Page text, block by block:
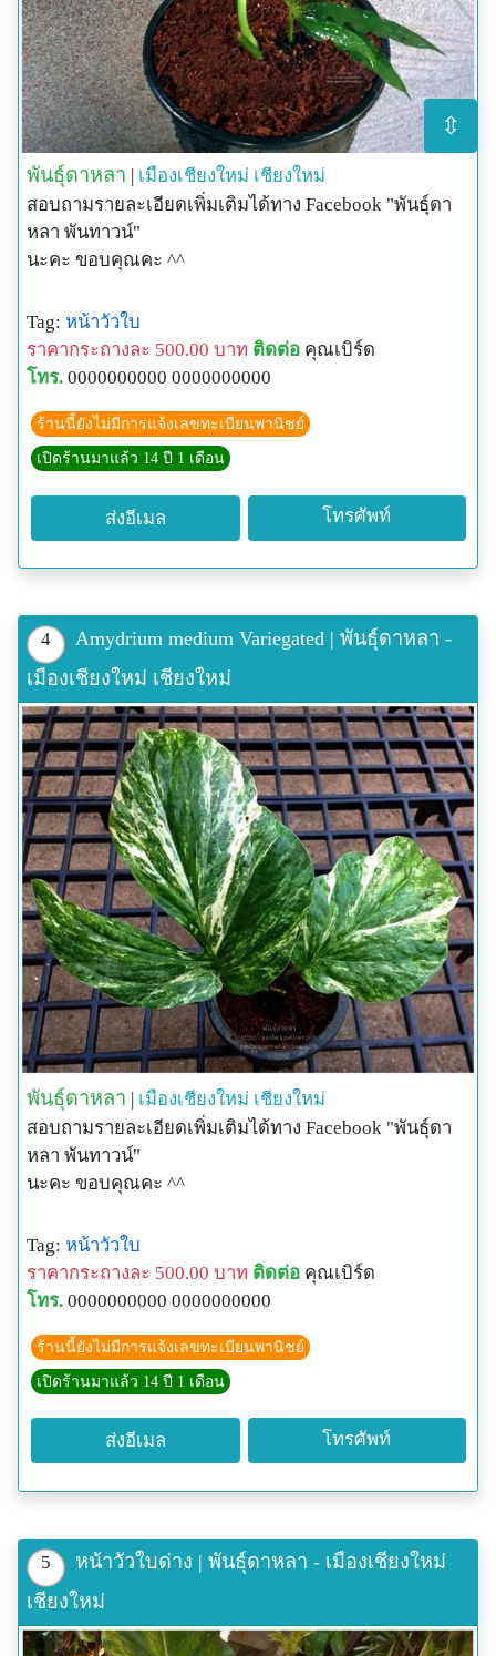
⇳
พันธุ์ดาหลา | เมืองเชียงใหม่ เชียงใหม่
สอบถามรายละเอียดเพิ่มเติมได้ทาง Facebook "พันธุ์ดา
หลา พันทาวน์"
นะคะ ขอบคุณคะ ^^
Tag: หน้าวัวใบ
ราคากระถางละ 500.00 บาท ติดต่อ คุณเบิร์ด
โทร. 0000000000 0000000000
ร้านนี้ยังไม่มีการแจ้งเลขทะเบียนพานิชย์
เปิดร้านมาแล้ว 14 ปี 1 เดือน
ส่งอีเมล โทรศัพท์
4
Amydrium medium Variegated | พันธุ์ดาหลา -
เมืองเชียงใหม่ เชียงใหม่
พันธุ์ดาหลา | เมืองเชียงใหม่ เชียงใหม่
สอบถามรายละเอียดเพิ่มเติมได้ทาง Facebook "พันธุ์ดา
หลา พันทาวน์"
นะคะ ขอบคุณคะ ^^
Tag: หน้าวัวใบ
ราคากระถางละ 500.00 บาท ติดต่อ คุณเบิร์ด
โทร. 0000000000 0000000000
ร้านนี้ยังไม่มีการแจ้งเลขทะเบียนพานิชย์
เปิดร้านมาแล้ว 14 ปี 1 เดือน
ส่งอีเมล โทรศัพท์
5
หน้าวัวใบด่าง | พันธุ์ดาหลา - เมืองเชียงใหม่
เชียงใหม่